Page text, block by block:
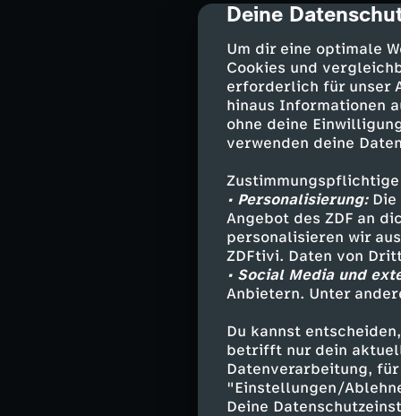
cmp-dialog-
Deine
Um dir eine optimale
Cookies und
erforderlich für unser
hinaus Informationen
ohne deine
verwenden deine
• Personalisierung:Die
Angebot des ZDF an
personalisieren wir
ZDFtivi. Daten von
• Social Media und
Anbietern. Unter
Du kannst
betrifft nur dein
Datenverarbeitung,
"Einstellungen/
Deine
Jeppe ist
Blutkrebs
schockiert:
Dennoch gibt
fünften
größter
Susanne
Sohnes einen
Perspektive
herber
35-Jährige
Weckruf."